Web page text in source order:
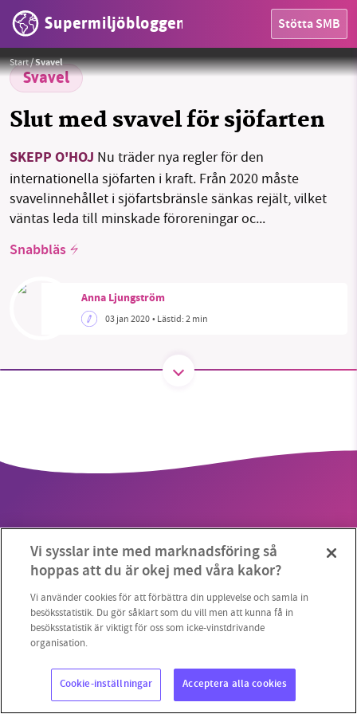
Supermiljöbloggen Stötta SMB
OMRÅDEN
MILJÖFAKTA
Sök Sparade inlägg
Threads
Start/Svavel
Svavel
Slut med svavel för sjöfarten
SKEPP O'HOJ Nu träder nya regler för den
internationella sjöfarten i kraft. Från 2020 måste
svavelinnehållet i sjöfartsbränsle sänkas rejält, vilket
väntas leda till minskade föroreningar oc...
Snabbläs
Anna Ljungström
03 jan 2020• Lästid:2 min
Martin Damboldt/Pexels
miljödebatten framåt genom
vill hjälpa oss.
Stötta vårt arbete genom att swisha en slant till
1231368703
Läs vad vi vill göra
Vi sysslar inte med marknadsföring så
hoppas att du är okej med våra kakor?
Vi använder cookies för att förbättra din upplevelse och samla in
besöksstatistik. Du gör såklart som du vill men att kunna få in
besöksstatistik är viktigt för oss som icke-vinstdrivande
organisation.
Cookie-inställningar Acceptera alla cookies